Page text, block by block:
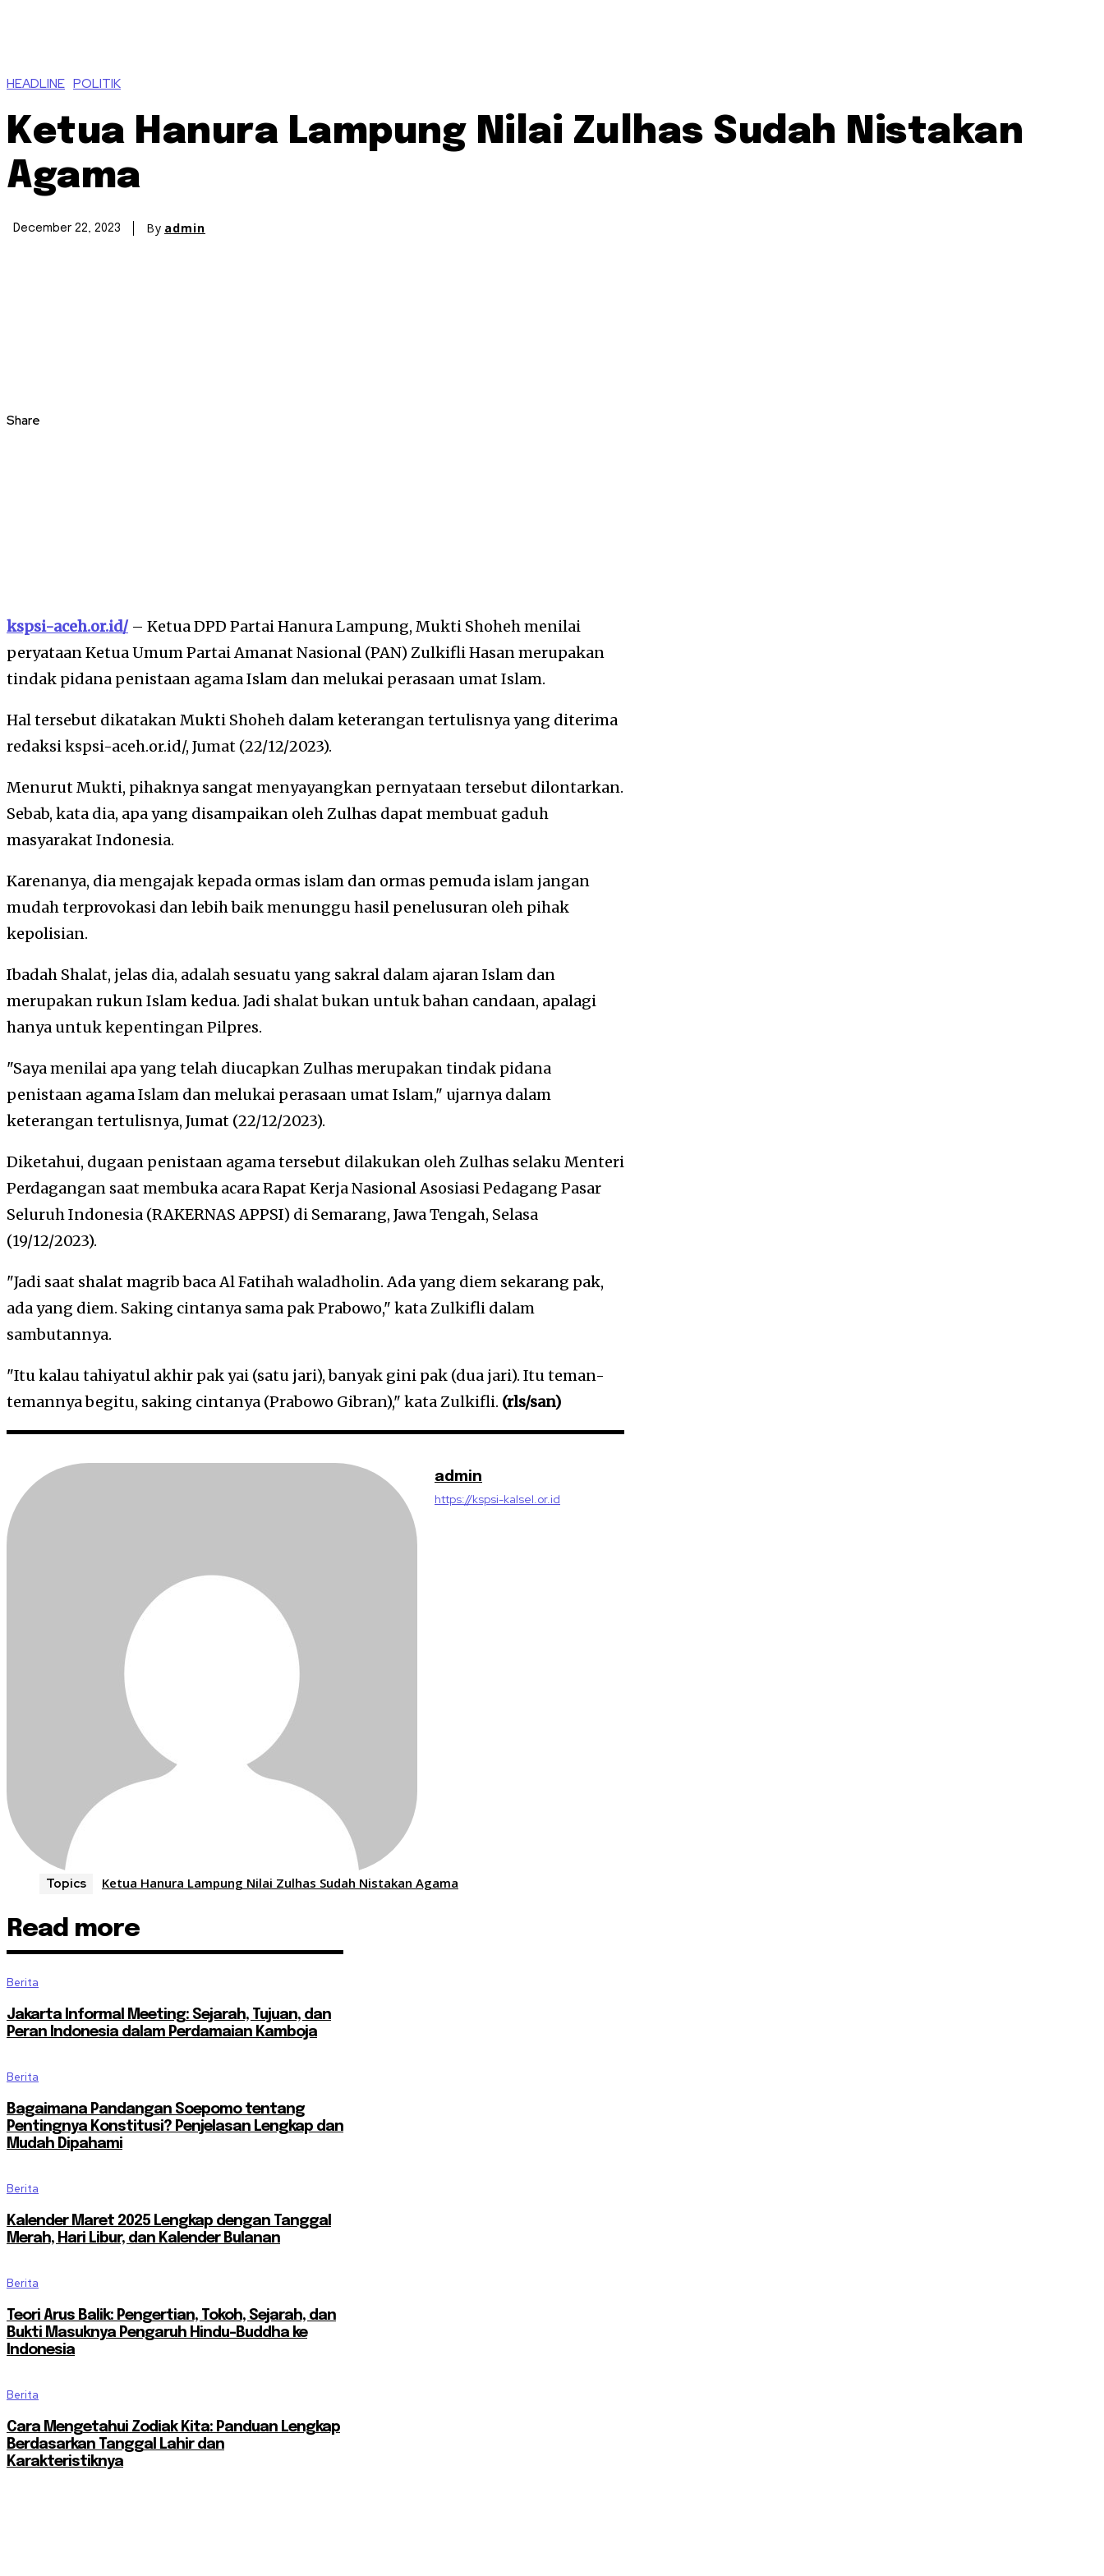
HEADLINE POLITIK
Ketua Hanura Lampung Nilai Zulhas Sudah Nistakan
Agama
December 22, 2023 By admin
Share
kspsi-aceh.or.id/– Ketua DPD Partai Hanura Lampung, Mukti Shoheh menilai
peryataan Ketua Umum Partai Amanat Nasional (PAN) Zulkifli Hasan merupakan
tindak pidana penistaan agama Islam dan melukai perasaan umat Islam.
Hal tersebut dikatakan Mukti Shoheh dalam keterangan tertulisnya yang diterima
redaksi kspsi-aceh.or.id/, Jumat (22/12/2023).
Menurut Mukti, pihaknya sangat menyayangkan pernyataan tersebut dilontarkan.
Sebab, kata dia, apa yang disampaikan oleh Zulhas dapat membuat gaduh
masyarakat Indonesia.
Karenanya, dia mengajak kepada ormas islam dan ormas pemuda islam jangan
mudah terprovokasi dan lebih baik menunggu hasil penelusuran oleh pihak
kepolisian.
Ibadah Shalat, jelas dia, adalah sesuatu yang sakral dalam ajaran Islam dan
merupakan rukun Islam kedua. Jadi shalat bukan untuk bahan candaan, apalagi
hanya untuk kepentingan Pilpres.
"Saya menilai apa yang telah diucapkan Zulhas merupakan tindak pidana
penistaan agama Islam dan melukai perasaan umat Islam," ujarnya dalam
keterangan tertulisnya, Jumat (22/12/2023).
Diketahui, dugaan penistaan agama tersebut dilakukan oleh Zulhas selaku Menteri
Perdagangan saat membuka acara Rapat Kerja Nasional Asosiasi Pedagang Pasar
Seluruh Indonesia (RAKERNAS APPSI) di Semarang, Jawa Tengah, Selasa
(19/12/2023).
"Jadi saat shalat magrib baca Al Fatihah waladholin. Ada yang diem sekarang pak,
ada yang diem. Saking cintanya sama pak Prabowo," kata Zulkifli dalam
sambutannya.
"Itu kalau tahiyatul akhir pak yai (satu jari), banyak gini pak (dua jari). Itu teman-
temannya begitu, saking cintanya (Prabowo Gibran)," kata Zulkifli. (rls/san)
admin
https://kspsi-kalsel.or.id
Topics Ketua Hanura Lampung Nilai Zulhas Sudah Nistakan Agama
Read more
Berita
Jakarta Informal Meeting: Sejarah, Tujuan, dan
Peran Indonesia dalam Perdamaian Kamboja
Berita
Bagaimana Pandangan Soepomo tentang
Pentingnya Konstitusi? Penjelasan Lengkap dan
Mudah Dipahami
Berita
Kalender Maret 2025 Lengkap dengan Tanggal
Merah, Hari Libur, dan Kalender Bulanan
Berita
Teori Arus Balik: Pengertian, Tokoh, Sejarah, dan
Bukti Masuknya Pengaruh Hindu-Buddha ke
Indonesia
Berita
Cara Mengetahui Zodiak Kita: Panduan Lengkap
Berdasarkan Tanggal Lahir dan
Karakteristiknya